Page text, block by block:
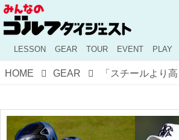
LESSON GEAR TOUR EVENT PLAY
HOME GEAR